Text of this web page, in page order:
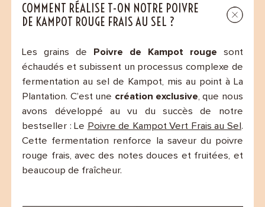
COMMENT RÉALISE T-ON NOTRE POIVRE
DE KAMPOT ROUGE FRAIS AU SEL ?
Les grains de Poivre de Kampot rouge sont
échaudés et subissent un processus complexe de
fermentation au sel de Kampot, mis au point à La
Plantation. C’est une création exclusive, que nous
avons développé au vu du succès de notre
bestseller : Le Poivre de Kampot Vert Frais au Sel .
Cette fermentation renforce la saveur du poivre
rouge frais, avec des notes douces et fruitées, et
beaucoup de fraîcheur.